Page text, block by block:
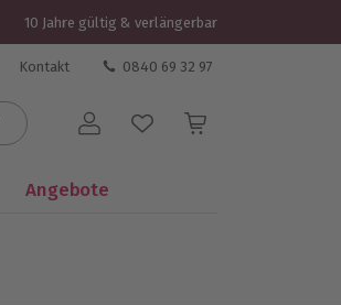
10 Jahre gültig & verlängerbar
Kontakt 0840 69 32 97
Benutzerkonto
Angebote